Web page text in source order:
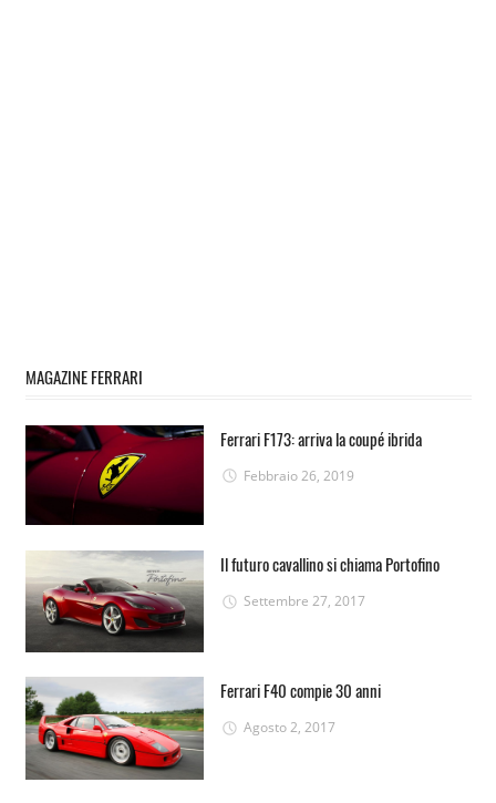
MAGAZINE FERRARI
Ferrari F173: arriva la coupé ibrida
Febbraio 26, 2019
Il futuro cavallino si chiama Portofino
Settembre 27, 2017
Ferrari F40 compie 30 anni
Agosto 2, 2017